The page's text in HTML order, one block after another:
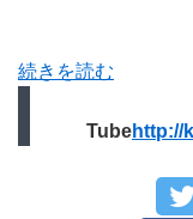
続きを読む
Tubehttp://